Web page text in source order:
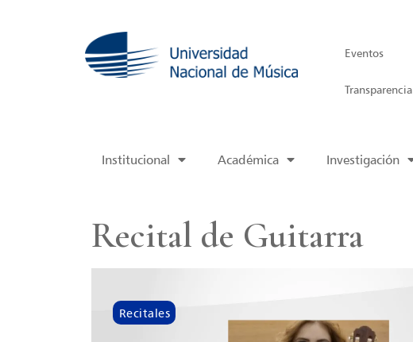
Eventos
Transparencia
Institucional Académica Investigación
Recital de Guitarra
Recitales